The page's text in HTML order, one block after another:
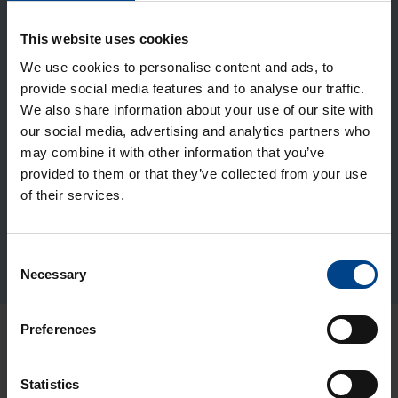
This website uses cookies
We use cookies to personalise content and ads, to
provide social media features and to analyse our traffic.
We also share information about your use of our site with
our social media, advertising and analytics partners who
may combine it with other information that you’ve
provided to them or that they’ve collected from your use
of their services.
Selection
Necessary
Preferences
Statistics